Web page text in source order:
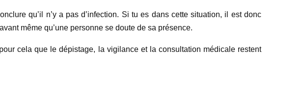
qu’il n’y a pas d’infection. Si tu es dans cette situation, il est donc
même qu’une personne se doute de sa présence.
cela que le dépistage, la vigilance et la consultation médicale restent